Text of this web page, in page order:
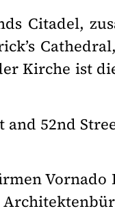
Citadel,
Kirche ist
52nd
Vornado